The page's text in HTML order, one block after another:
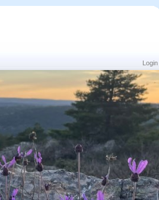
Login